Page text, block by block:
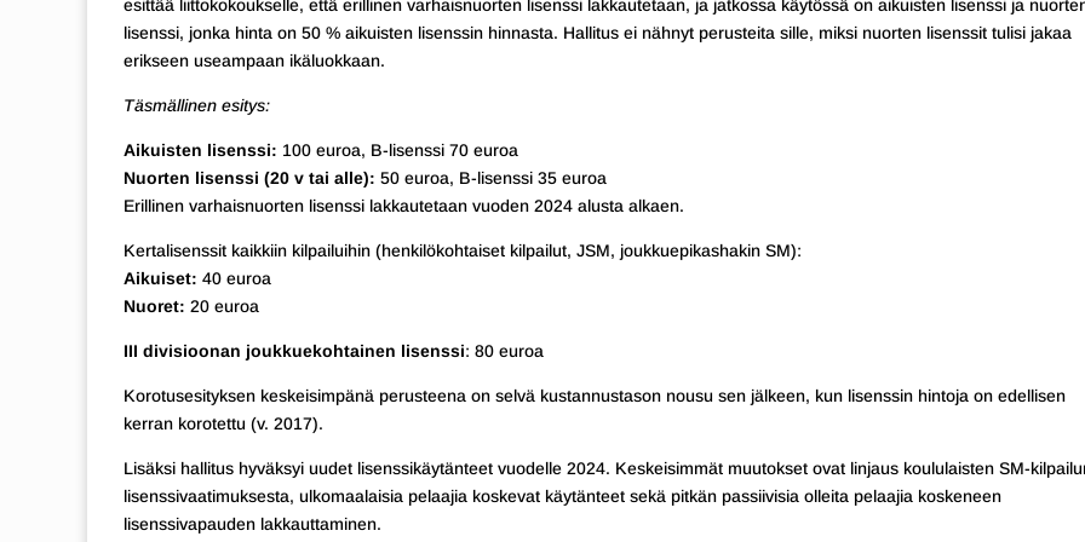
esittää liittokokoukselle, että erillinen varhaisnuorten lisenssi lakkautetaan, ja jatkossa käytössä on aikuisten lisenssi ja
lisenssi, jonka hinta on 50 % aikuisten lisenssin hinnasta. Hallitus ei nähnyt perusteita sille, miksi nuorten lisenssit tulisi jakaa
erikseen useampaan ikäluokkaan.
Täsmällinen esitys:
Aikuisten lisenssi: 100 euroa, B-lisenssi 70 euroa
Nuorten lisenssi (20 v tai alle): 50 euroa, B-lisenssi 35 euroa
Erillinen varhaisnuorten lisenssi lakkautetaan vuoden 2024 alusta alkaen.
Kertalisenssit kaikkiin kilpailuihin (henkilökohtaiset kilpailut, JSM, joukkuepikashakin SM):
Aikuiset: 40 euroa
Nuoret: 20 euroa
III divisioonan joukkuekohtainen lisenssi: 80 euroa
Korotusesityksen keskeisimpänä perusteena on selvä kustannustason nousu sen jälkeen, kun lisenssin hintoja on edellisen
kerran korotettu (v. 2017).
Lisäksi hallitus hyväksyi uudet lisenssikäytänteet vuodelle 2024. Keskeisimmät muutokset ovat linjaus koululaisten SM-
lisenssivaatimuksesta, ulkomaalaisia pelaajia koskevat käytänteet sekä pitkän passiivisia olleita pelaajia koskeneen
lisenssivapauden lakkauttaminen.